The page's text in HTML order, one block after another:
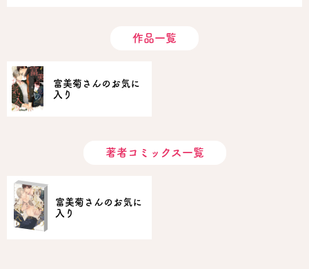
作品一覧
富美菊さんのお気に
入り
著者コミックス一覧
富美菊さんのお気に
入り